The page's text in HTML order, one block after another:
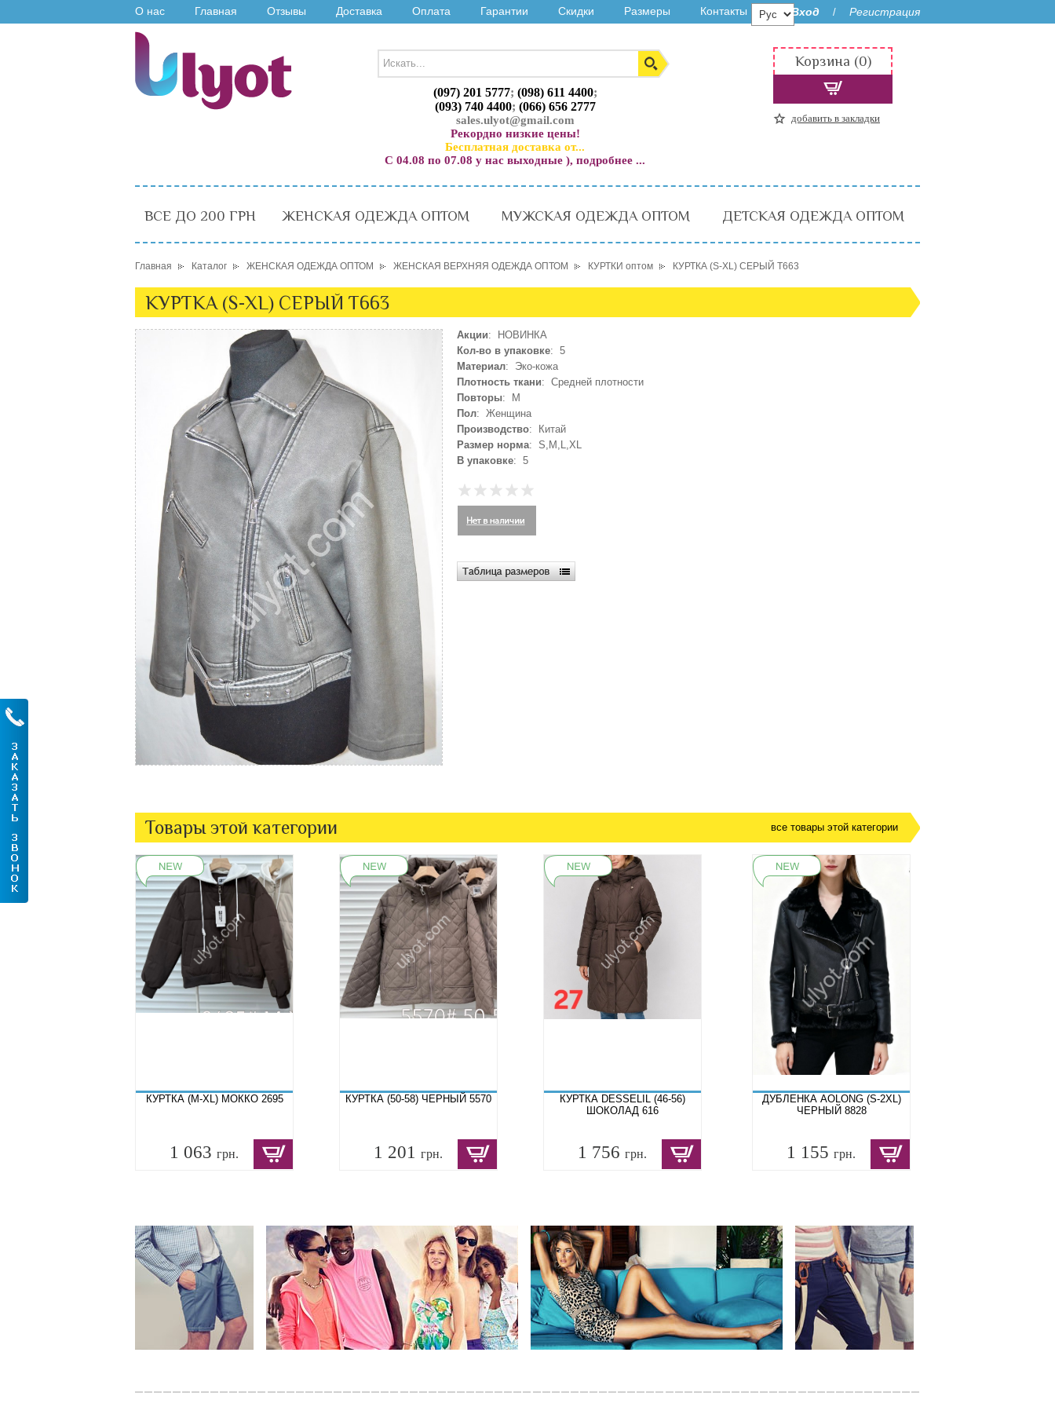
О нас Главная Отзывы Доставка Оплата Гарантии Скидки Размеры Контакты Вход / Регистрация
(097) 201 5777; (098) 611 4400;
(093) 740 4400; (066) 656 2777
sales.ulyot@gmail.com
Рекордно низкие цены!
Бесплатная доставка от...
С 04.08 по 07.08 у нас выходные ), подробнее ...
Корзина (0)
добавить в закладки
ВСЕ ДО 200 ГРН ЖЕНСКАЯ ОДЕЖДА ОПТОМ МУЖСКАЯ ОДЕЖДА ОПТОМ ДЕТСКАЯ ОДЕЖДА ОПТОМ
Главная Каталог ЖЕНСКАЯ ОДЕЖДА ОПТОМ ЖЕНСКАЯ ВЕРХНЯЯ ОДЕЖДА ОПТОМ КУРТКИ оптом КУРТКА (S-XL) СЕРЫЙ T663
КУРТКА (S-XL) СЕРЫЙ T663
Акции: НОВИНКА
Кол-во в упаковке: 5
Материал: Эко-кожа
Плотность ткани: Средней плотности
Повторы: M
Пол: Женщина
Производство: Китай
Размер норма: S,M,L,XL
В упаковке: 5
Товары этой категории все товары этой категории
КУРТКА (M-XL) МОККО 2695
1 063 грн.
КУРТКА (50-58) ЧЕРНЫЙ 5570
1 201 грн.
КУРТКА DESSELIL (46-56)
ШОКОЛАД 616
1 756 грн.
ДУБЛЕНКА AOLONG (S-2XL)
ЧЕРНЫЙ 8828
1 155 грн.